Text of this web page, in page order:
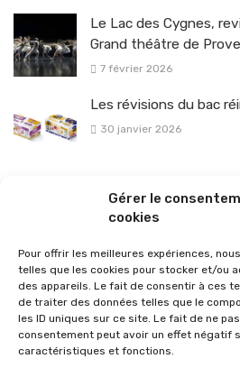
Gérer le
cookies
Pour offrir les meilleures expériences,
telles que les cookies pour stocker et/ou
des appareils. Le fait de consentir à ces
de traiter des données telles que le
les ID uniques sur ce site. Le fait de ne
consentement peut avoir un effet négatif
caractéristiques et fonctions.
Le Lac des Cygnes,
Grand théâtre de
7 février 2026
Les révisions du bac
30 janvier 2026